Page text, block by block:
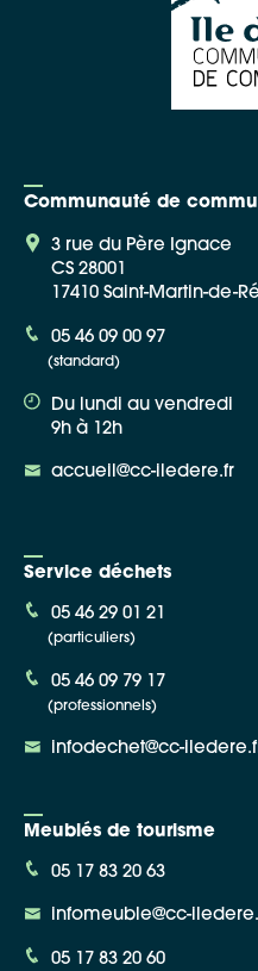
Communauté de
3 rue du Père Ignace
CS 28001
17410 Saint-Martin-de-Ré
05 46 09 00 97
(standard)
Du lundi au vendredi
9h à 12h
accueil@cc-iledere.fr
Service déchets
05 46 29 01 21
(particuliers)
05 46 09 79 17
(professionnels)
infodechet@cc-
Meublés de tourisme
05 17 83 20 63
infomeuble@cc-
05 17 83 20 60